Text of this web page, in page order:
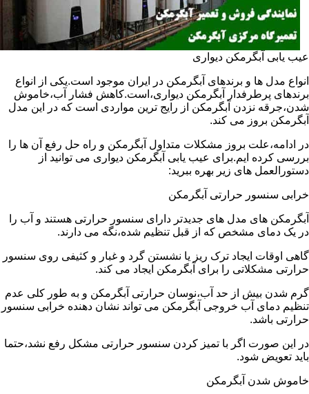
عیب یابی آبگرمکن دیواری
انواع مدل ها و برندهای آبگرمکن در ایران موجود است.یکی از انواع
برندهای پرطرفدار آبگرمکن دیواری،است.کاهش فشار آب،خاموش
شدن،جرقه نزدن آبگرمکن از رایج ترین مواردی است که در این مدل
آبگرمکن بروز می کند.
در ادامه،علت بروز مشکلات متداول آبگرمکن و راه حل رفع آن ها را
بررسی کرده ایم.برای عیب یابی آبگرمکن دیواری می توانید از
دستورالعمل های زیر بهره ببرید:
خرابی سنسور حرارتی آبگرمکن
آبگرمکن های مدل های جدیدتر دارای سنسور حرارتی هستند و آب را
در یک دمای مشخص که از قبل تنظیم شده،نگه می دارند.
گاهی اوقات ایجاد ترک ریز یا نشستن گرد و غبار و کثیفی روی سنسور
حرارتی مشکلاتی را برای آبگرمکن ایجاد می کند.
گرم شدن بیش از حد آب،نوسان حرارتی آبگرمکن و به طور کلی عدم
تنظیم دمای آب خروجی آبگرمکن می تواند نشان دهنده خرابی سنسور
حرارتی باشد.
در این صورت اگر با تمیز کردن سنسور حرارتی مشکل رفع نشد،حتما
باید تعویض شود.
خاموش شدن آبگرمکن